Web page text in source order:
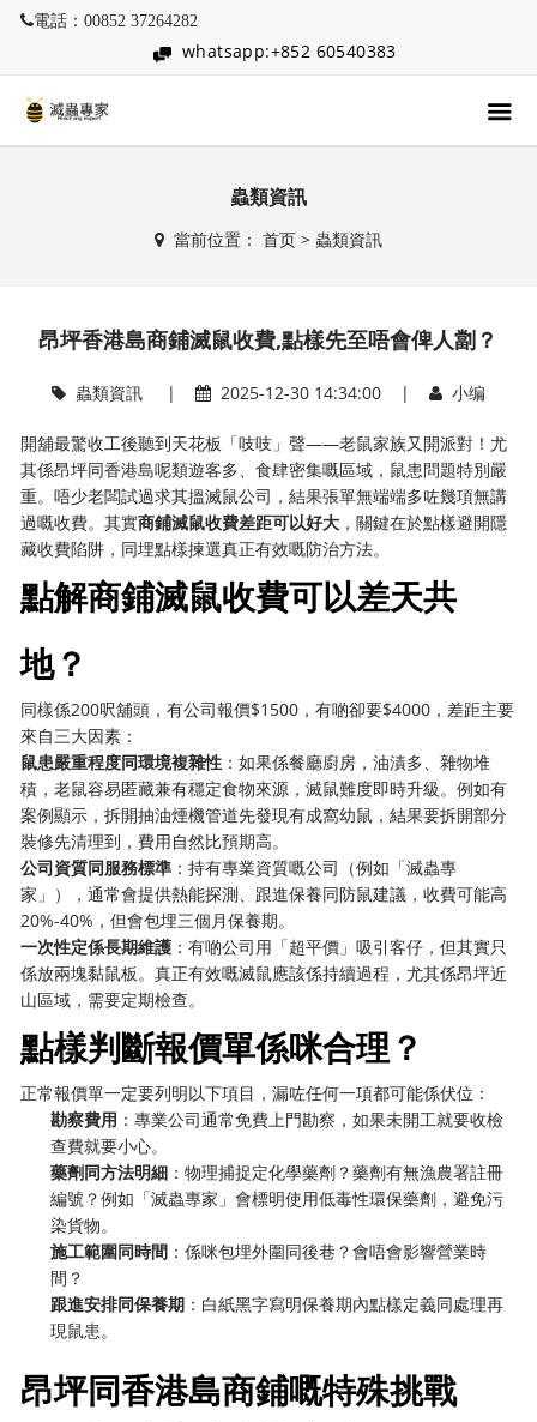
電話：00852 37264282
whatsapp:+852 60540383
蟲類資訊
當前位置： 首页> 蟲類資訊
昂坪香港島商鋪滅鼠收費,點樣先至唔會俾人劏？
蟲類資訊| 2025-12-30 14:34:00 | 小编
開舖最驚收工後聽到天花板「吱吱」聲——老鼠家族又開派對！尤
其係昂坪同香港島呢類遊客多、食肆密集嘅區域，鼠患問題特別嚴
重。唔少老闆試過求其搵滅鼠公司，結果張單無端端多咗幾項無講
過嘅收費。其實商鋪滅鼠收費差距可以好大 ，關鍵在於點樣避開隱
藏收費陷阱，同埋點樣揀選真正有效嘅防治方法。
點解商鋪滅鼠收費可以差天共
地？
同樣係200呎舖頭，有公司報價$1500，有啲卻要$4000，差距主要
來自三大因素：
鼠患嚴重程度同環境複雜性 ：如果係餐廳廚房，油漬多、雜物堆
積，老鼠容易匿藏兼有穩定食物來源，滅鼠難度即時升級。例如有
案例顯示，拆開抽油煙機管道先發現有成窩幼鼠，結果要拆開部分
裝修先清理到，費用自然比預期高。
公司資質同服務標準 ：持有專業資質嘅公司（例如「滅蟲專
家」），通常會提供熱能探測、跟進保養同防鼠建議，收費可能高
20%-40%，但會包埋三個月保養期。
一次性定係長期維護 ：有啲公司用「超平價」吸引客仔，但其實只
係放兩塊黏鼠板。真正有效嘅滅鼠應該係持續過程，尤其係昂坪近
山區域，需要定期檢查。
點樣判斷報價單係咪合理？
正常報價單一定要列明以下項目，漏咗任何一項都可能係伏位：
勘察費用 ：專業公司通常免費上門勘察，如果未開工就要收檢
查費就要小心。
藥劑同方法明細 ：物理捕捉定化學藥劑？藥劑有無漁農署註冊
編號？例如「滅蟲專家」會標明使用低毒性環保藥劑，避免污
染貨物。
施工範圍同時間 ：係咪包埋外圍同後巷？會唔會影響營業時
間？
跟進安排同保養期 ：白紙黑字寫明保養期內點樣定義同處理再
現鼠患。
昂坪同香港島商鋪嘅特殊挑戰